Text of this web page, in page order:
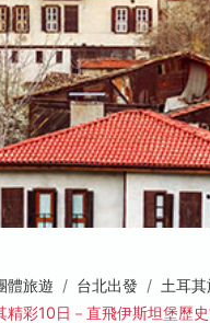
體旅遊 台北出發 土耳其
精彩10日－直飛伊斯坦堡歷